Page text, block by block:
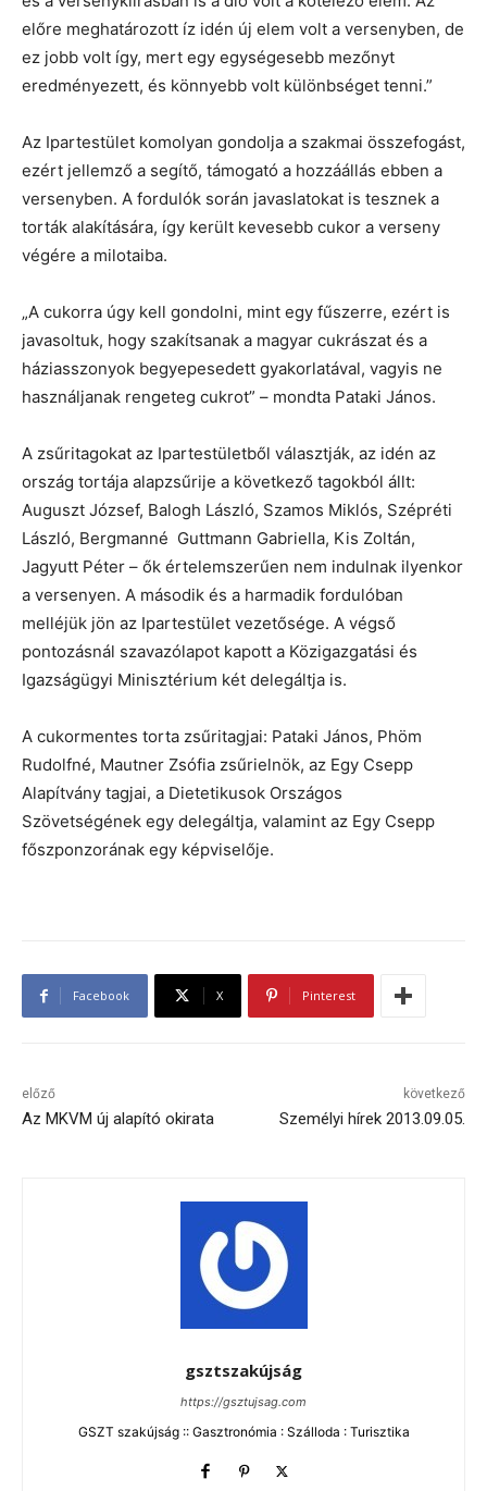
előre meghatározott íz idén új elem volt a versenyben, de
ez jobb volt így, mert egy egységesebb mezőnyt
eredményezett, és könnyebb volt különbséget tenni.”
Az Ipartestület komolyan gondolja a szakmai összefogást,
ezért jellemző a segítő, támogató a hozzáállás ebben a
versenyben. A fordulók során javaslatokat is tesznek a
torták alakítására, így került kevesebb cukor a verseny
végére a milotaiba.
„A cukorra úgy kell gondolni, mint egy fűszerre, ezért is
javasoltuk, hogy szakítsanak a magyar cukrászat és a
háziasszonyok begyepesedett gyakorlatával, vagyis ne
használjanak rengeteg cukrot” – mondta Pataki János.
A zsűritagokat az Ipartestületből választják, az idén az
ország tortája alapzsűrije a következő tagokból állt:
Auguszt József, Balogh László, Szamos Miklós, Szépréti
László, Bergmanné Guttmann Gabriella, Kis Zoltán,
Jagyutt Péter – ők értelemszerűen nem indulnak ilyenkor
a versenyen. A második és a harmadik fordulóban
melléjük jön az Ipartestület vezetősége. A végső
pontozásnál szavazólapot kapott a Közigazgatási és
Igazságügyi Minisztérium két delegáltja is.
A cukormentes torta zsűritagjai: Pataki János, Phöm
Rudolfné, Mautner Zsófia zsűrielnök, az Egy Csepp
Alapítvány tagjai, a Dietetikusok Országos
Szövetségének egy delegáltja, valamint az Egy Csepp
főszponzorának egy képviselője.
Facebook X Pinterest
előző
Az MKVM új alapító okirata
következő
Személyi hírek 2013.09.05.
gsztszakújság
https://gsztujsag.com
GSZT szakújság :: Gasztronómia : Szálloda : Turisztika